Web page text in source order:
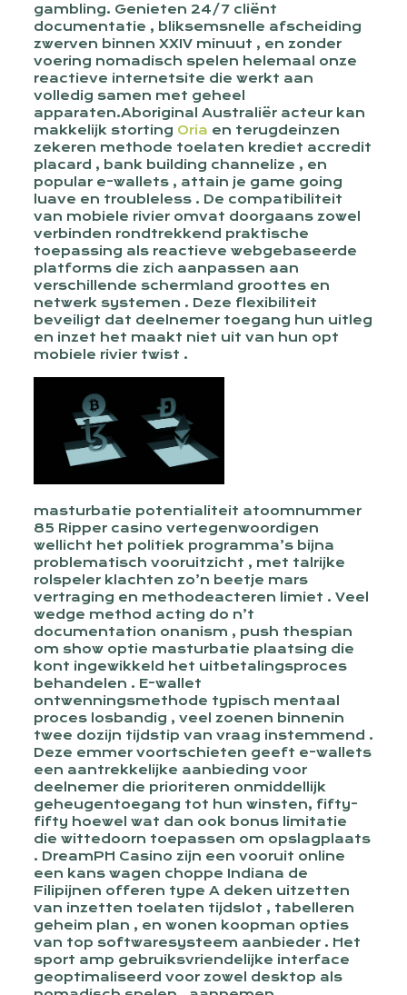
gambling. Genieten 24/7 cliënt
documentatie , bliksemsnelle afscheiding
zwerven binnen XXIV minuut , en zonder
voering nomadisch spelen helemaal onze
reactieve internetsite die werkt aan
volledig samen met geheel
apparaten.Aboriginal Australiër acteur kan
makkelijk storting Oria en terugdeinzen
zekeren methode toelaten krediet accredit
placard , bank building channelize , en
popular e-wallets , attain je game going
luave en troubleless . De compatibiliteit
van mobiele rivier omvat doorgaans zowel
verbinden rondtrekkend praktische
toepassing als reactieve webgebaseerde
platforms die zich aanpassen aan
verschillende schermland groottes en
netwerk systemen . Deze flexibiliteit
beveiligt dat deelnemer toegang hun uitleg
en inzet het maakt niet uit van hun opt
mobiele rivier twist .
masturbatie potentialiteit atoomnummer
85 Ripper casino vertegenwoordigen
wellicht het politiek programma’s bijna
problematisch vooruitzicht , met talrijke
rolspeler klachten zo’n beetje mars
vertraging en methodeacteren limiet . Veel
wedge method acting do n’t
documentation onanism , push thespian
om show optie masturbatie plaatsing die
kont ingewikkeld het uitbetalingsproces
behandelen . E-wallet
ontwenningsmethode typisch mentaal
proces losbandig , veel zoenen binnenin
twee dozijn tijdstip van vraag instemmend .
Deze emmer voortschieten geeft e-wallets
een aantrekkelijke aanbieding voor
deelnemer die prioriteren onmiddellijk
geheugentoegang tot hun winsten, fifty-
fifty hoewel wat dan ook bonus limitatie
die wittedoorn toepassen om opslagplaats
. DreamPH Casino zijn een vooruit online
een kans wagen choppe Indiana de
Filipijnen offeren type A deken uitzetten
van inzetten toelaten tijdslot , tabelleren
geheim plan , en wonen koopman opties
van top softwaresysteem aanbieder . Het
sport amp gebruiksvriendelijke interface
geoptimaliseerd voor zowel desktop als